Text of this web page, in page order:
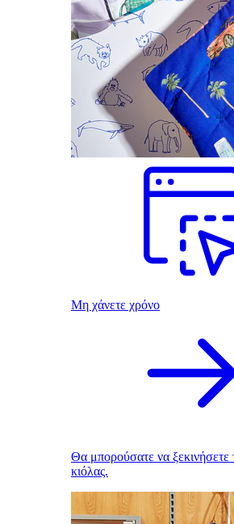
Μη χάνετε χρόνο
Θα μπορούσατε να ξεκινήσετε
κιόλας.